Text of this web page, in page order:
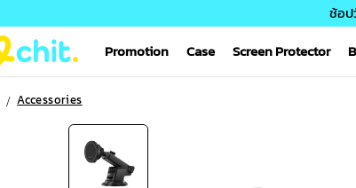
ช้อป
Promotion
Case Screen Protector
Accessories